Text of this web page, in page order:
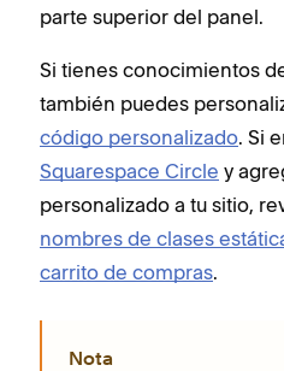
parte superior del panel.
Si tienes conocimientos
también puedes
código personalizado. Si
Squarespace Circle y
personalizado a tu sitio,
nombres de clases
carrito de compras.
Nota